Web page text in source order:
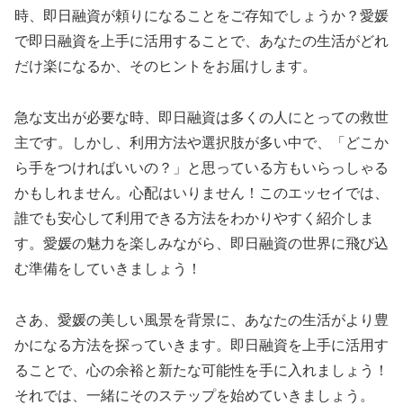
時、即日融資が頼りになることをご存知でしょうか？愛媛
で即日融資を上手に活用することで、あなたの生活がどれ
だけ楽になるか、そのヒントをお届けします。
急な支出が必要な時、即日融資は多くの人にとっての救世
主です。しかし、利用方法や選択肢が多い中で、「どこか
ら手をつければいいの？」と思っている方もいらっしゃる
かもしれません。心配はいりません！このエッセイでは、
誰でも安心して利用できる方法をわかりやすく紹介しま
す。愛媛の魅力を楽しみながら、即日融資の世界に飛び込
む準備をしていきましょう！
さあ、愛媛の美しい風景を背景に、あなたの生活がより豊
かになる方法を探っていきます。即日融資を上手に活用す
ることで、心の余裕と新たな可能性を手に入れましょう！
それでは、一緒にそのステップを始めていきましょう。